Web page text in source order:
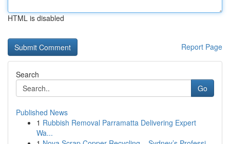
HTML is disabled
Report Page
Search
Go
Published News
1 Rubbish Removal Parramatta Delivering Expert
Wa...